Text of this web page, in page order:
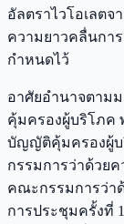
อัลตราไวโอเลตจ
ความยาวคลื่นกา
กำหนดไว้
อาศัยอำนาจตาม
คุ้มครองผู้บริโภค
บัญญัติคุ้มครองผู้บ
กรรมการว่าด้วย
คณะกรรมการว่า
การประชุมครั้งที่